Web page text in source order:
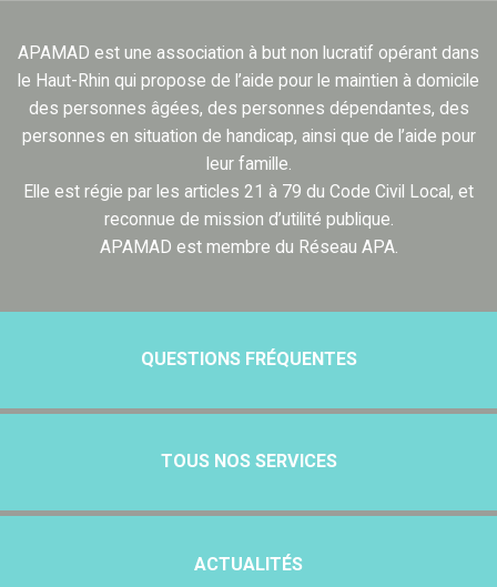
APAMAD est une association à but non lucratif opérant dans
le Haut-Rhin qui propose de l’aide pour le maintien à domicile
des personnes âgées, des personnes dépendantes, des
personnes en situation de handicap, ainsi que de l’aide pour
leur famille.
Elle est régie par les articles 21 à 79 du Code Civil Local, et
reconnue de mission d’utilité publique.
APAMAD est membre du Réseau APA.
QUESTIONS FRÉQUENTES
TOUS NOS SERVICES
ACTUALITÉS